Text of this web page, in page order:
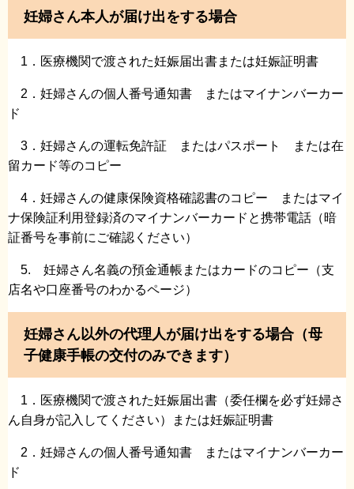
妊婦さん本人が届け出をする場合
1．医療機関で渡された妊娠届出書または妊娠証明書
2．妊婦さんの個人番号通知書 またはマイナンバーカー
ド
3．妊婦さんの運転免許証 またはパスポート または在
留カード等のコピー
4．妊婦さんの健康保険資格確認書のコピー またはマイ
ナ保険証利用登録済のマイナンバーカードと携帯電話（暗
証番号を事前にご確認ください）
5. 妊婦さん名義の預金通帳またはカードのコピー（支
店名や口座番号のわかるページ）
妊婦さん以外の代理人が届け出をする場合（母
子健康手帳の交付のみできます）
1．医療機関で渡された妊娠届出書（委任欄を必ず妊婦さ
ん自身が記入してください）または妊娠証明書
2．妊婦さんの個人番号通知書 またはマイナンバーカー
ド